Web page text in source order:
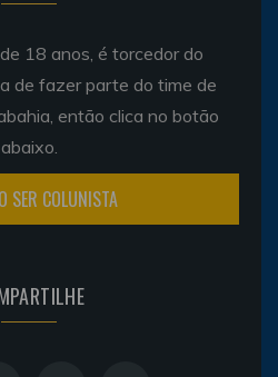
18 anos, é torcedor do
de fazer parte do time de
então clica no botão
abaixo.
SER COLUNISTA